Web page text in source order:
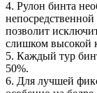
4. Рулон бинта
позволит
слишком высокой
5. Каждый тур
50%.
6. Для лучшей